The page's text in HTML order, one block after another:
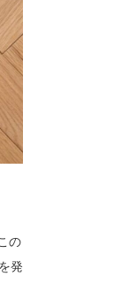
の
発